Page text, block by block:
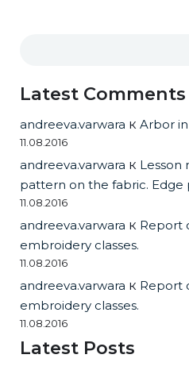
Latest Comments
andreeva.varwara к Arbor
11.08.2016
andreeva.varwara к Lesson
pattern on the fabric. Edge
11.08.2016
andreeva.varwara к Report
embroidery classes.
11.08.2016
andreeva.varwara к Report
embroidery classes.
11.08.2016
Latest Posts